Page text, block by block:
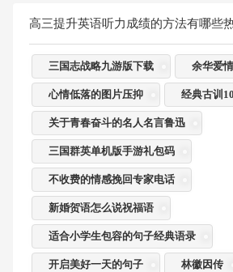
高三提升英语听力成绩的方法有哪些
三国志战略九游版下载 余华爱
心情低落的图片压抑 经典古训
关于青春奋斗的名人名言鲁迅
三国群英单机版手游礼包码
不收费的情感挽回专家电话
新婚贺语怎么说祝福语
适合小学生包容的句子经典语录
开启美好一天的句子 林徽因传